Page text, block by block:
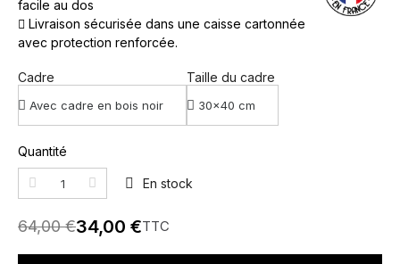
facile au dos
Livraison sécurisée dans une caisse cartonnée
avec protection renforcée.
Cadre Taille du cadre
Quantité
En stock
64,00 €34,00 €TTC